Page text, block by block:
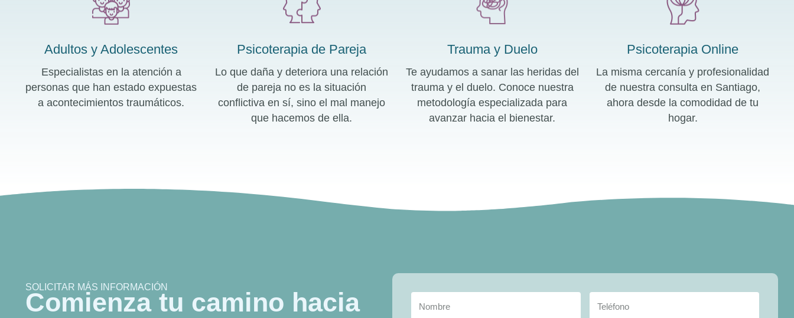
Adultos y Adolescentes
Especialistas en la atención a
personas que han estado expuestas
a acontecimientos traumáticos.
Psicoterapia de Pareja
Lo que daña y deteriora una relación
de pareja no es la situación
conflictiva en sí, sino el mal manejo
que hacemos de ella.
Trauma y Duelo
Te ayudamos a sanar las heridas del
trauma y el duelo. Conoce nuestra
metodología especializada para
avanzar hacia el bienestar.
Psicoterapia Online
La misma cercanía y profesionalidad
de nuestra consulta en Santiago,
ahora desde la comodidad de tu
hogar.
SOLICITAR MÁS INFORMACIÓN
Comienza tu camino hacia